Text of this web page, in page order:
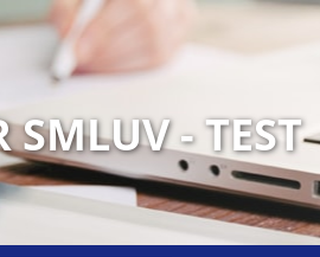
SMLUV - TEST